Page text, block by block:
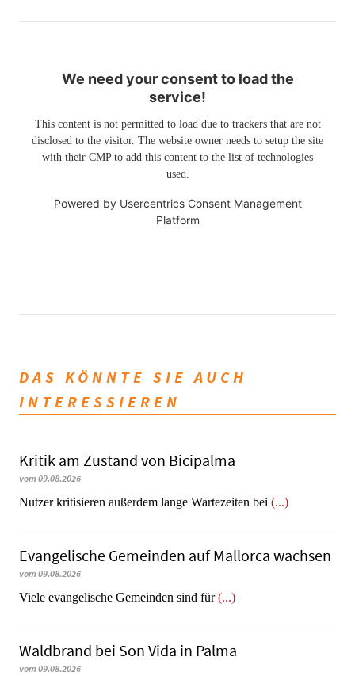
We need your consent to load the
service!
This content is not permitted to load due to trackers that are not
disclosed to the visitor. The website owner needs to setup the site
with their CMP to add this content to the list of technologies
used.
Powered by Usercentrics Consent Management
Platform
DAS KÖNNTE SIE AUCH
INTERESSIEREN
Kritik am Zustand von Bicipalma
vom 09.08.2026
Nutzer kritisieren außerdem lange Wartezeiten bei (...)
Evangelische Gemeinden auf Mallorca wachsen
vom 09.08.2026
Viele evangelische Gemeinden sind für(...)
Waldbrand bei Son Vida in Palma
vom 09.08.2026